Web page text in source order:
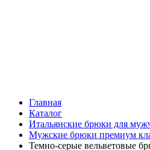
Главная
Каталог
Итальянские брюки для
Мужские брюки премиум
Темно-серые вельветовые